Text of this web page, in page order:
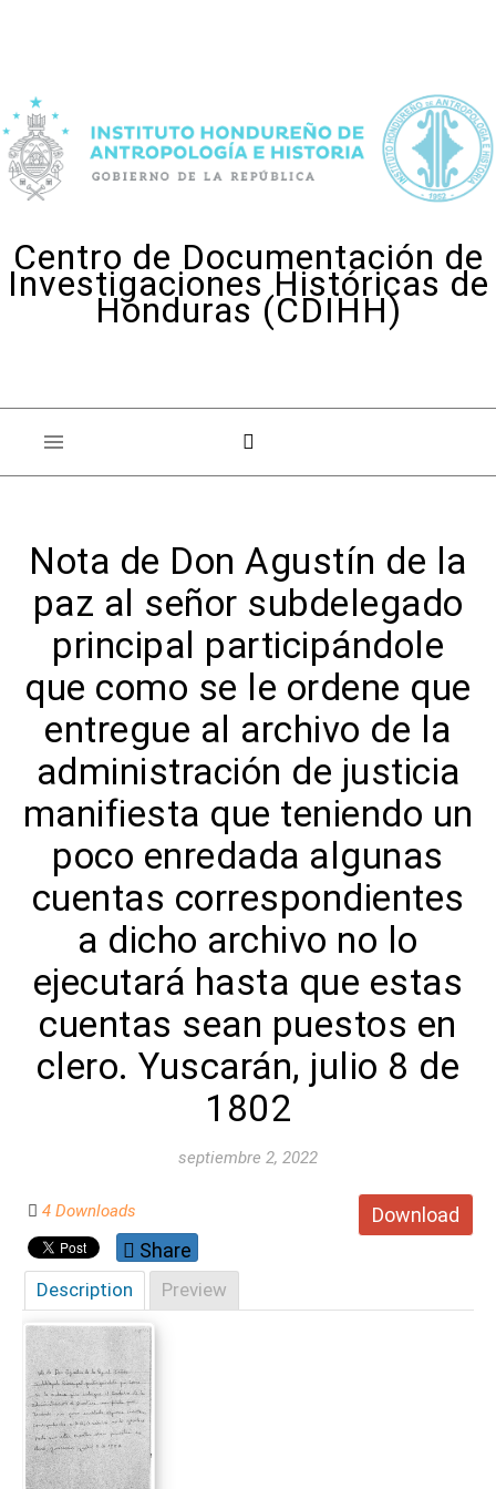
Centro de Documentación de
Investigaciones Históricas de
Honduras (CDIHH)
Nota de Don Agustín de la
paz al señor subdelegado
principal participándole
que como se le ordene que
entregue al archivo de la
administración de justicia
manifiesta que teniendo un
poco enredada algunas
cuentas correspondientes
a dicho archivo no lo
ejecutará hasta que estas
cuentas sean puestos en
clero. Yuscarán, julio 8 de
1802
septiembre 2, 2022
Download
4 Downloads
Share
Description Preview